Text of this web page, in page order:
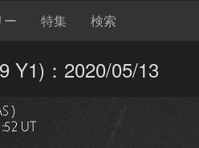
ー 特集 検索
Y1)：2020/05/13